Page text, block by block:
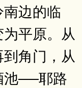
边的临
平原。从
角门，从
池──耶路